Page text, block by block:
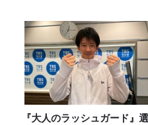
『大人のラッシュガード』選